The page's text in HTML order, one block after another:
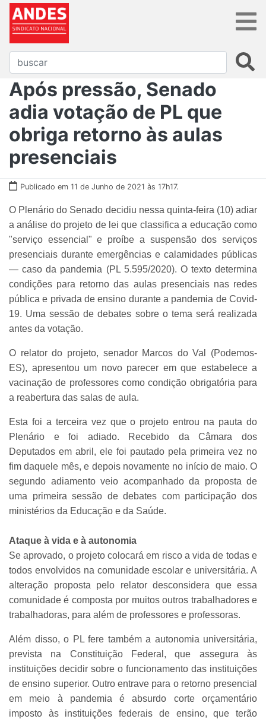
Após pressão, Senado
adia votação de PL que
obriga retorno às aulas
presenciais
Publicado em 11 de Junho de 2021 às 17h17.
O Plenário do Senado decidiu nessa quinta-feira (10) adiar
a análise do projeto de lei que classifica a educação como
"serviço essencial" e proíbe a suspensão dos serviços
presenciais durante emergências e calamidades públicas
— caso da pandemia (PL 5.595/2020). O texto determina
condições para retorno das aulas presenciais nas redes
pública e privada de ensino durante a pandemia de Covid-
19. Uma sessão de debates sobre o tema será realizada
antes da votação.
O relator do projeto, senador Marcos do Val (Podemos-
ES), apresentou um novo parecer em que estabelece a
vacinação de professores como condição obrigatória para
a reabertura das salas de aula.
Esta foi a terceira vez que o projeto entrou na pauta do
Plenário e foi adiado. Recebido da Câmara dos
Deputados em abril, ele foi pautado pela primeira vez no
fim daquele mês, e depois novamente no início de maio. O
segundo adiamento veio acompanhado da proposta de
uma primeira sessão de debates com participação dos
ministérios da Educação e da Saúde.
Ataque à vida e à autonomia
Se aprovado, o projeto colocará em risco a vida de todas e
todos envolvidos na comunidade escolar e universitária. A
alteração proposta pelo relator desconsidera que essa
comunidade é composta por muitos outros trabalhadores e
trabalhadoras, para além de professores e professoras.
Além disso, o PL fere também a autonomia universitária,
prevista na Constituição Federal, que assegura às
instituições decidir sobre o funcionamento das instituições
de ensino superior. Outro entrave para o retorno presencial
em meio à pandemia é absurdo corte orçamentário
imposto às instituições federais de ensino, que terão